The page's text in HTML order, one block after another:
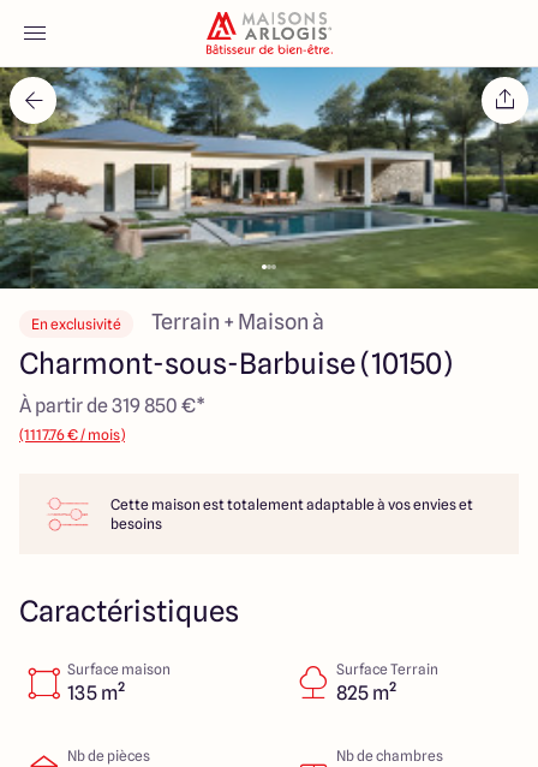
Accueil
Nos maisons
Nos annonces
Votre projet
Qui sommes-nous
Maisons ARLOGIS Aube
4.6 4.8
En exclusivité Terrain + Maison à
Charmont-sous-Barbuise (10150)
À partir de 319 850 €*
(1117.76 € / mois)
Cette maison est totalement adaptable à vos envies et
besoins
Caractéristiques
Surface maison
135 m²
Surface Terrain
825 m²
Nb de pièces Nb de chambres